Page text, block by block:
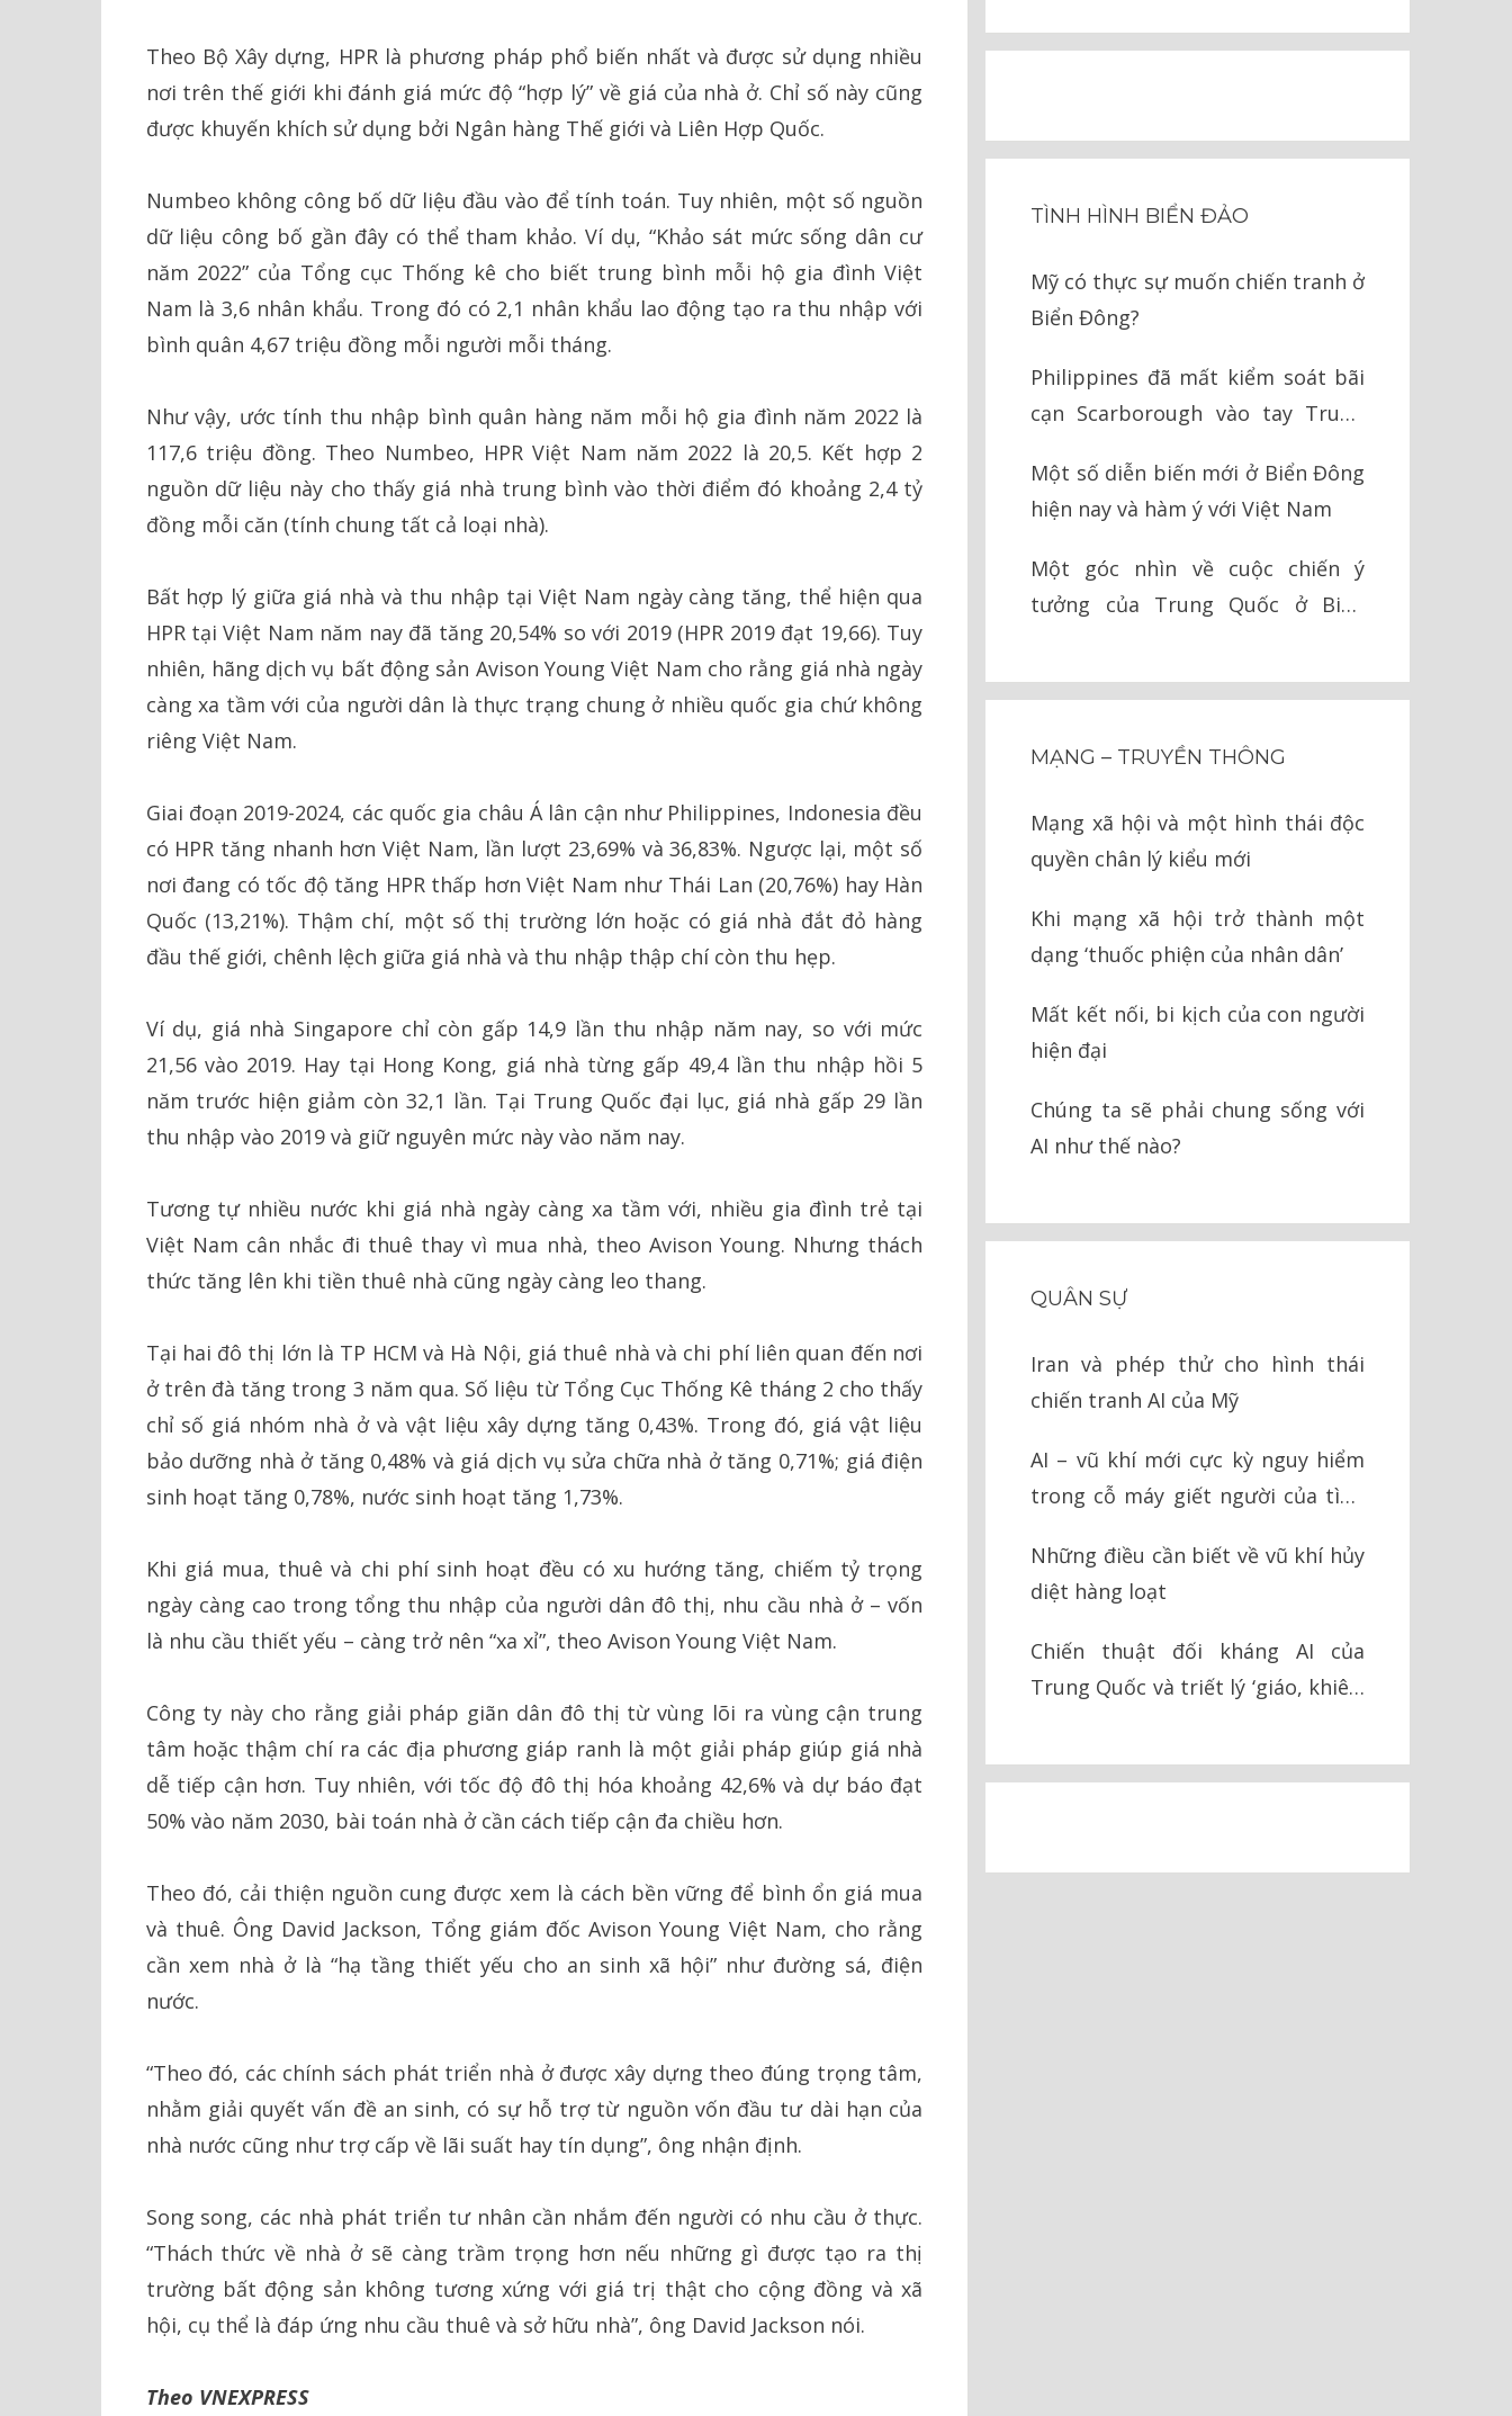
Theo Bộ Xây dựng, HPR là phương pháp phổ biến nhất và được sử dụng nhiều
nơi trên thế giới khi đánh giá mức độ “hợp lý” về giá của nhà ở. Chỉ số này cũng
được khuyến khích sử dụng bởi Ngân hàng Thế giới và Liên Hợp Quốc.
Numbeo không công bố dữ liệu đầu vào để tính toán. Tuy nhiên, một số nguồn
dữ liệu công bố gần đây có thể tham khảo. Ví dụ, “Khảo sát mức sống dân cư
năm 2022” của Tổng cục Thống kê cho biết trung bình mỗi hộ gia đình Việt
Nam là 3,6 nhân khẩu. Trong đó có 2,1 nhân khẩu lao động tạo ra thu nhập với
bình quân 4,67 triệu đồng mỗi người mỗi tháng.
Như vậy, ước tính thu nhập bình quân hàng năm mỗi hộ gia đình năm 2022 là
117,6 triệu đồng. Theo Numbeo, HPR Việt Nam năm 2022 là 20,5. Kết hợp 2
nguồn dữ liệu này cho thấy giá nhà trung bình vào thời điểm đó khoảng 2,4 tỷ
đồng mỗi căn (tính chung tất cả loại nhà).
Bất hợp lý giữa giá nhà và thu nhập tại Việt Nam ngày càng tăng, thể hiện qua
HPR tại Việt Nam năm nay đã tăng 20,54% so với 2019 (HPR 2019 đạt 19,66). Tuy
nhiên, hãng dịch vụ bất động sản Avison Young Việt Nam cho rằng giá nhà ngày
càng xa tầm với của người dân là thực trạng chung ở nhiều quốc gia chứ không
riêng Việt Nam.
Giai đoạn 2019-2024, các quốc gia châu Á lân cận như Philippines, Indonesia đều
có HPR tăng nhanh hơn Việt Nam, lần lượt 23,69% và 36,83%. Ngược lại, một số
nơi đang có tốc độ tăng HPR thấp hơn Việt Nam như Thái Lan (20,76%) hay Hàn
Quốc (13,21%). Thậm chí, một số thị trường lớn hoặc có giá nhà đắt đỏ hàng
đầu thế giới, chênh lệch giữa giá nhà và thu nhập thập chí còn thu hẹp.
Ví dụ, giá nhà Singapore chỉ còn gấp 14,9 lần thu nhập năm nay, so với mức
21,56 vào 2019. Hay tại Hong Kong, giá nhà từng gấp 49,4 lần thu nhập hồi 5
năm trước hiện giảm còn 32,1 lần. Tại Trung Quốc đại lục, giá nhà gấp 29 lần
thu nhập vào 2019 và giữ nguyên mức này vào năm nay.
Tương tự nhiều nước khi giá nhà ngày càng xa tầm với, nhiều gia đình trẻ tại
Việt Nam cân nhắc đi thuê thay vì mua nhà, theo Avison Young. Nhưng thách
thức tăng lên khi tiền thuê nhà cũng ngày càng leo thang.
Tại hai đô thị lớn là TP HCM và Hà Nội, giá thuê nhà và chi phí liên quan đến nơi
ở trên đà tăng trong 3 năm qua. Số liệu từ Tổng Cục Thống Kê tháng 2 cho thấy
chỉ số giá nhóm nhà ở và vật liệu xây dựng tăng 0,43%. Trong đó, giá vật liệu
bảo dưỡng nhà ở tăng 0,48% và giá dịch vụ sửa chữa nhà ở tăng 0,71%; giá điện
sinh hoạt tăng 0,78%, nước sinh hoạt tăng 1,73%.
Khi giá mua, thuê và chi phí sinh hoạt đều có xu hướng tăng, chiếm tỷ trọng
ngày càng cao trong tổng thu nhập của người dân đô thị, nhu cầu nhà ở – vốn
là nhu cầu thiết yếu – càng trở nên “xa xỉ”, theo Avison Young Việt Nam.
Công ty này cho rằng giải pháp giãn dân đô thị từ vùng lõi ra vùng cận trung
tâm hoặc thậm chí ra các địa phương giáp ranh là một giải pháp giúp giá nhà
dễ tiếp cận hơn. Tuy nhiên, với tốc độ đô thị hóa khoảng 42,6% và dự báo đạt
50% vào năm 2030, bài toán nhà ở cần cách tiếp cận đa chiều hơn.
Theo đó, cải thiện nguồn cung được xem là cách bền vững để bình ổn giá mua
và thuê. Ông David Jackson, Tổng giám đốc Avison Young Việt Nam, cho rằng
cần xem nhà ở là “hạ tầng thiết yếu cho an sinh xã hội” như đường sá, điện
nước.
“Theo đó, các chính sách phát triển nhà ở được xây dựng theo đúng trọng tâm,
nhằm giải quyết vấn đề an sinh, có sự hỗ trợ từ nguồn vốn đầu tư dài hạn của
nhà nước cũng như trợ cấp về lãi suất hay tín dụng”, ông nhận định.
Song song, các nhà phát triển tư nhân cần nhắm đến người có nhu cầu ở thực.
“Thách thức về nhà ở sẽ càng trầm trọng hơn nếu những gì được tạo ra thị
trường bất động sản không tương xứng với giá trị thật cho cộng đồng và xã
hội, cụ thể là đáp ứng nhu cầu thuê và sở hữu nhà”, ông David Jackson nói.
Theo VNEXPRESS
TÌNH HÌNH BIỂN ĐẢO
Mỹ có thực sự muốn chiến tranh ở
Biển Đông?
Philippines đã mất kiểm soát bãi
cạn Scarborough vào tay Trung
Một số diễn biến mới ở Biển Đông
hiện nay và hàm ý với Việt Nam
Một góc nhìn về cuộc chiến ý
tưởng của Trung Quốc ở Biển
MẠNG – TRUYỀN THÔNG
Mạng xã hội và một hình thái độc
quyền chân lý kiểu mới
Khi mạng xã hội trở thành một
dạng ‘thuốc phiện của nhân dân’
Mất kết nối, bi kịch của con người
hiện đại
Chúng ta sẽ phải chung sống với
AI như thế nào?
QUÂN SỰ
Iran và phép thử cho hình thái
chiến tranh AI của Mỹ
AI – vũ khí mới cực kỳ nguy hiểm
trong cỗ máy giết người của tình
Những điều cần biết về vũ khí hủy
diệt hàng loạt
Chiến thuật đối kháng AI của
Trung Quốc và triết lý ‘giáo, khiên’